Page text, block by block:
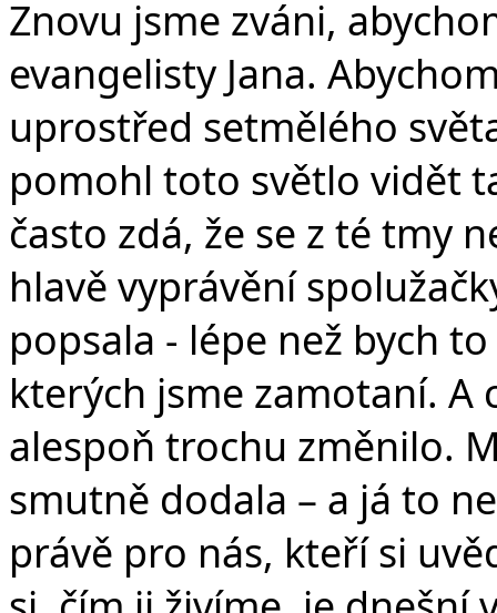
Znovu jsme zváni,
evangelisty Jana.
uprostřed setmělého
pomohl toto světlo vidět
často zdá, že se z té tmy
hlavě vyprávění
popsala - lépe než bych
kterých jsme zamotaní. A
alespoň trochu změnilo.
smutně dodala – a já to
právě pro nás, kteří si